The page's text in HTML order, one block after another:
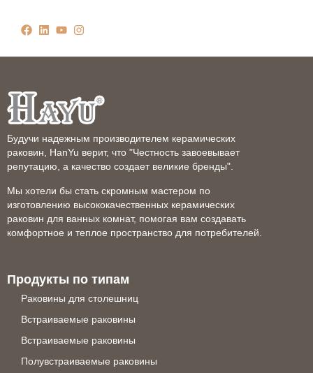
Будучи надежным производителем керамических
раковин, HanYu верит, что "Честность завоевывает
репутацию, а качество создает великие бренды".
Мы хотели бы стать скромным мастером по
изготовлению высококачественных керамических
раковин для ванных комнат, помогая вам создавать
комфортное и теплое пространство для потребителей.
Продукты по типам
Раковины для столешниц
Встраиваемые раковины
Встраиваемые раковины
Полувстраиваемые раковины